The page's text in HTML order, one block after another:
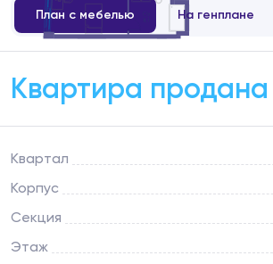
План с мебелью На генплане
Квартал
Корпус
Секция
Этаж
Квартира продана